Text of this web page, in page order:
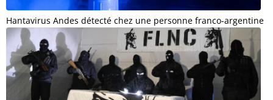
Hantavirus Andes détecté chez une personne franco-argentine